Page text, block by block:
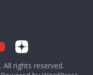
. All rights reserved.